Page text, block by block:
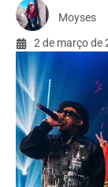
Moyses
2 de março de